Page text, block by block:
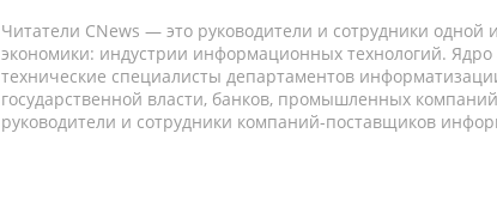
Читатели CNews — это руководители и сотрудники
экономики: индустрии информационных технологий.
технические специалисты департаментов
государственной власти, банков, промышленных
руководители и сотрудники компаний-поставщиков